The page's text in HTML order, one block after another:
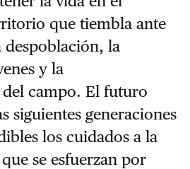
que tiembla ante
despoblación, la
y la
campo. El futuro
siguientes generaciones
los cuidados a la
se esfuerzan por